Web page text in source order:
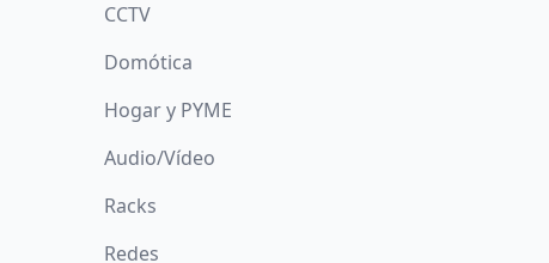
CCTV
Domótica
Hogar y PYME
Audio/Vídeo
Racks
Redes